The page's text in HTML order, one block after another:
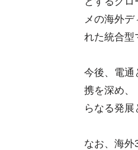
メの海外
れた統合型
今後、電通
携を深め、
らなる発展
なお、海外